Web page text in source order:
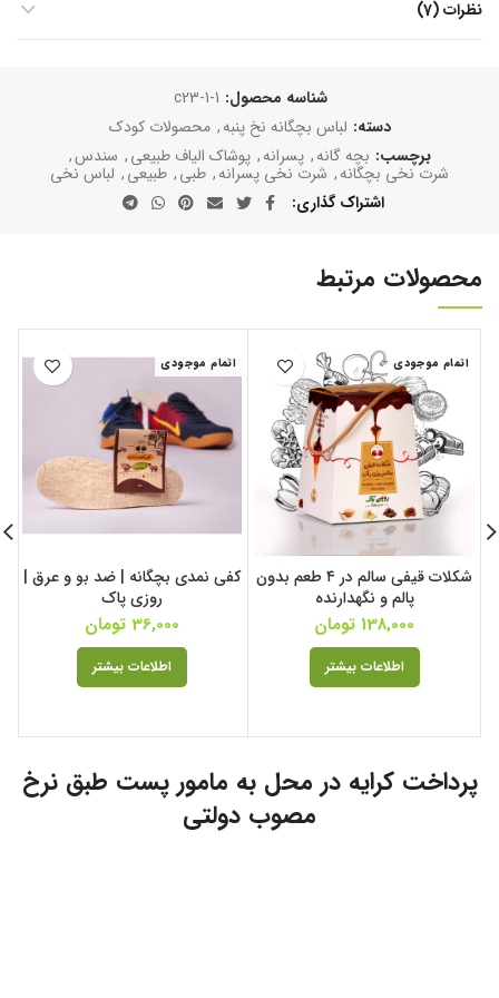
نظرات (7)
شناسه محصول: c23-1-1
دسته: لباس بچگانه نخ پنبه, محصولات کودک
برچسب: بچه گانه, پسرانه, پوشاک الیاف طبیعی, سندس,
شرت نخی بچگانه, شرت نخی پسرانه, طبی, طبیعی, لباس نخی
اشتراک گذاری
محصولات مرتبط
اتمام موجودی
شکلات قیفی سالم در ۴ طعم بدون
پالم و نگهدارنده
138,000 تومان
اطلاعات بیشتر
اتمام موجودی
کفی نمدی بچگانه | ضد بو و عرق |
روزی پاک
36,000 تومان
اطلاعات بیشتر
پرداخت کرایه در محل به مامور پست طبق نرخ
مصوب دولتی